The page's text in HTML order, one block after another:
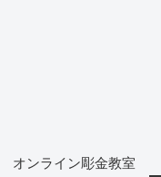
オンライン彫金教室